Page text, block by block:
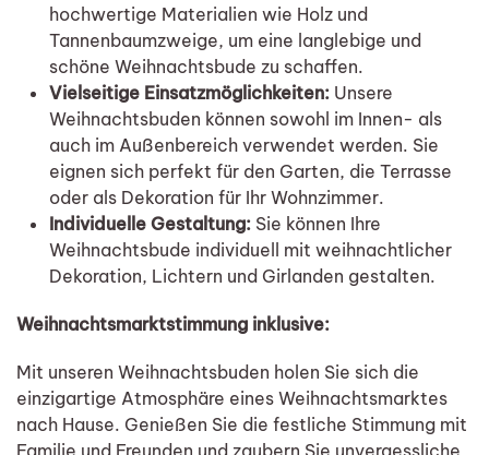
hochwertige Materialien wie Holz und
Tannenbaumzweige, um eine langlebige und
schöne Weihnachtsbude zu schaffen.
Vielseitige Einsatzmöglichkeiten: Unsere
Weihnachtsbuden können sowohl im Innen- als
auch im Außenbereich verwendet werden. Sie
eignen sich perfekt für den Garten, die Terrasse
oder als Dekoration für Ihr Wohnzimmer.
Individuelle Gestaltung: Sie können Ihre
Weihnachtsbude individuell mit weihnachtlicher
Dekoration, Lichtern und Girlanden gestalten.
Weihnachtsmarktstimmung inklusive:
Mit unseren Weihnachtsbuden holen Sie sich die
einzigartige Atmosphäre eines Weihnachtsmarktes
nach Hause. Genießen Sie die festliche Stimmung mit
Familie und Freunden und zaubern Sie unvergessliche